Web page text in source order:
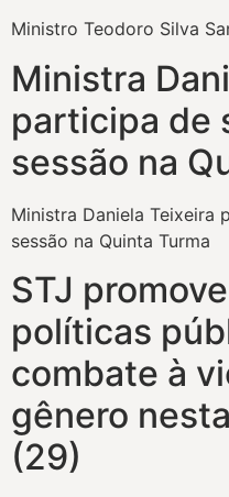
Ministro Teodoro Silva
Ministra
participa de
sessão na
Ministra Daniela Teixeira
sessão na Quinta Turma
STJ
políticas
combate à
gênero
(29)